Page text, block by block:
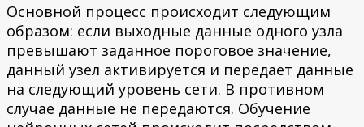
Основной процесс происходит следующим
образом: если выходные данные одного узла
превышают заданное пороговое значение,
данный узел активируется и передает данные
на следующий уровень сети. В противном
случае данные не передаются. Обучение